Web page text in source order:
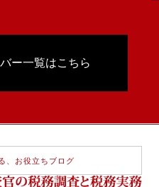
ー一覧はこちら
、お役立ちブログ